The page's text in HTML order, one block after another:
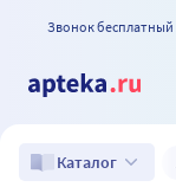
Звонок бесплатный
Каталог